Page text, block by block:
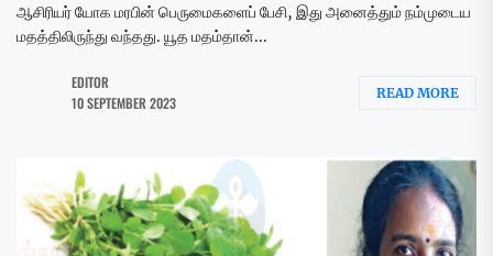
ஆசிரியர் யோக மரபின் பெருமைகளைப் பேசி, இது அனைத்தும் நம்முடைய
மதத்திலிருந்து வந்தது. யூத மதம்தான்...
EDITOR
10 SEPTEMBER 2023
READ MORE